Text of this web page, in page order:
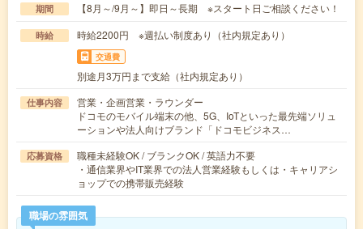
期間 【8月～/9月～】即日～長期 ※スタート日ご相談ください！
時給 時給2200円 ※週払い制度あり（社内規定あり）
交通費
別途月3万円まで支給（社内規定あり）
仕事内容
営業・企画営業・ラウンダー
ドコモのモバイル端末の他、5G、IoTといった最先端ソリュ
ーションや法人向けブランド「ドコモビジネス…
応募資格
職種未経験OK / ブランクOK / 英語力不要
・通信業界やIT業界での法人営業経験もしくは・キャリアシ
ョップでの携帯販売経験
職場の雰囲気